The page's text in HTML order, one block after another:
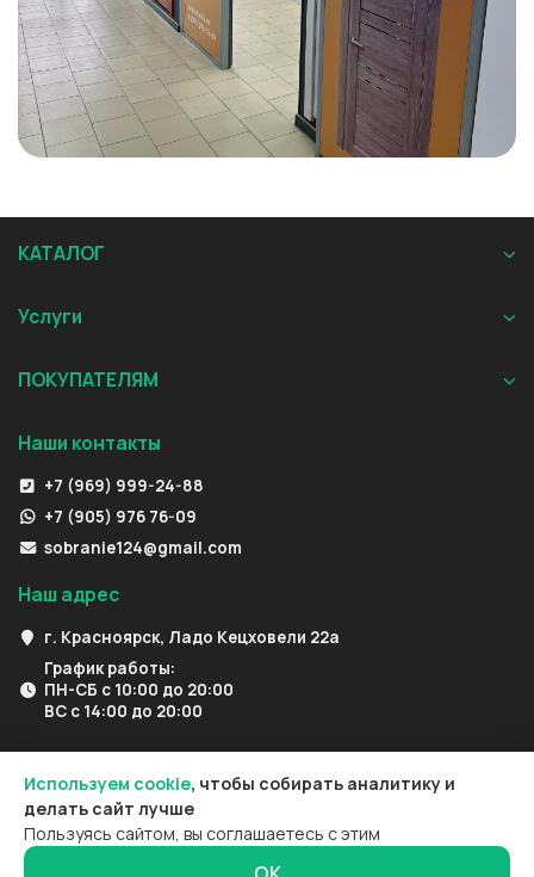
КАТАЛОГ
Услуги
ПОКУПАТЕЛЯМ
Наши контакты
+7 (969) 999-24-88
+7 (905) 976 76-09
sobranie124@gmail.com
Наш адрес
г. Красноярск, Ладо Кецховели 22а
График работы:
ПН-СБ с 10:00 до 20:00
ВС с 14:00 до 20:00
Используем cookie, чтобы собирать аналитику и
делать сайт лучше
Пользуясь сайтом, вы соглашаетесь с этим